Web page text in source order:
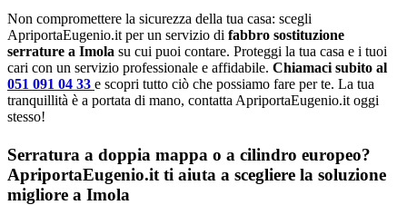
Non compromettere la sicurezza della tua casa: scegli
ApriportaEugenio.it per un servizio di fabbro sostituzione
serrature a Imola su cui puoi contare. Proteggi la tua casa e i tuoi
cari con un servizio professionale e affidabile. Chiamaci subito al
051 091 04 33 e scopri tutto ciò che possiamo fare per te. La tua
tranquillità è a portata di mano, contatta ApriportaEugenio.it oggi
stesso!
Serratura a doppia mappa o a cilindro europeo?
ApriportaEugenio.it ti aiuta a scegliere la soluzione
migliore a Imola